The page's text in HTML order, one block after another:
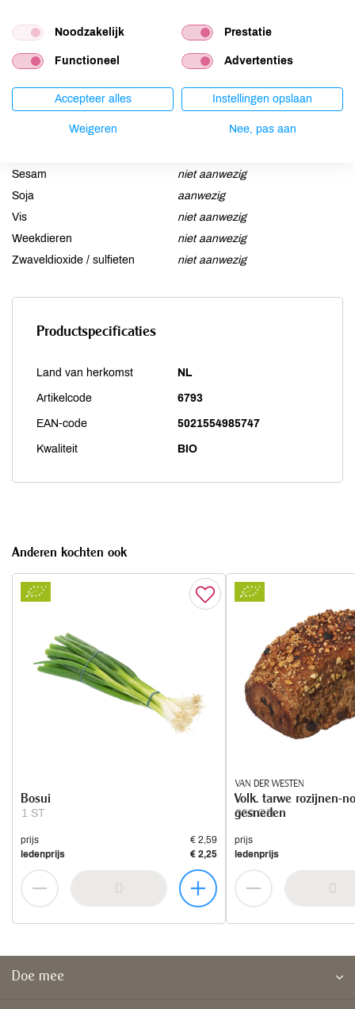
Gluten
kan bevatten
Lupine
niet aanwezig
Mosterd
niet aanwezig
Noten
niet aanwezig
Schaaldieren
niet aanwezig
Sesam
niet aanwezig
Soja
aanwezig
Vis
niet aanwezig
Weekdieren
niet aanwezig
Zwaveldioxide / sulfieten
niet aanwezig
Productspecificaties
Land van herkomst NL
Artikelcode 6793
EAN-code 5021554985747
Kwaliteit BIO
Anderen kochten ook
1 ST
Bosui
prijs
€ 2,59
ledenprijs
€ 2,25
VAN DER WESTEN
800 GR
Volk. tarwe rozijnen-
gesneden
prijs
ledenprijs
Doe mee
Noodzakelijk Prestatie
Functioneel Advertenties
Accepteer alles Instellingen opslaan
Weigeren Nee, pas aan